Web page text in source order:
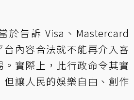
於告訴 Visa、Mastercard
台內容合法就不能再介入審
實際上，此行政命令其實
讓人民的娛樂自由、創作